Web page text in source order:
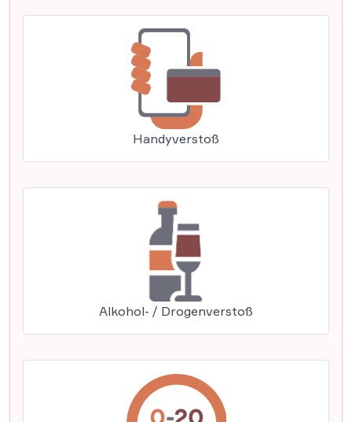
Handyverstoß
Alkohol- / Drogenverstoß